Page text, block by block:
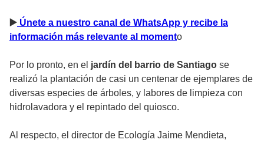
▶ ️ Únete a nuestro canal de WhatsApp y recibe la
información más relevante al momento
Por lo pronto, en el jardín del barrio de Santiago se
realizó la plantación de casi un centenar de ejemplares de
diversas especies de árboles, y labores de limpieza con
hidrolavadora y el repintado del quiosco.
Al respecto, el director de Ecología Jaime Mendieta,